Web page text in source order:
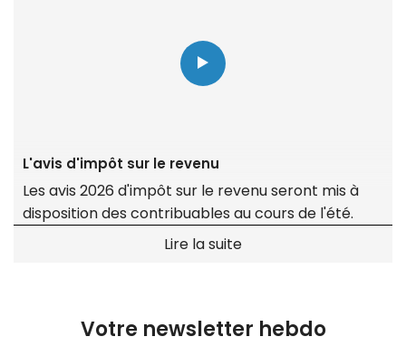
L'avis d'impôt sur le revenu
Les avis 2026 d'impôt sur le revenu seront mis à
disposition des contribuables au cours de l'été.
Lire la suite
Votre newsletter hebdo